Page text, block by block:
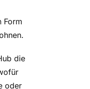
Form
die
oder